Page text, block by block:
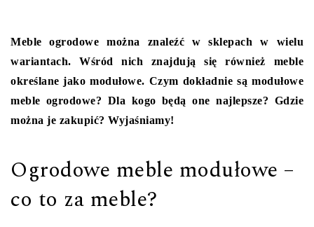
Meble ogrodowe można znaleźć w sklepach w wielu
wariantach. Wśród nich znajdują się również meble
określane jako modułowe. Czym dokładnie są modułowe
meble ogrodowe? Dla kogo będą one najlepsze? Gdzie
można je zakupić? Wyjaśniamy!
Ogrodowe meble modułowe –
co to za meble?